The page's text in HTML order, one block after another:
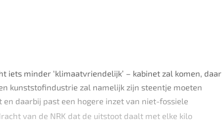
iets minder ‘klimaatvriendelijk’ – kabinet zal komen, daar
kunststofindustrie zal namelijk zijn steentje moeten
en daarbij past een hogere inzet van niet-fossiele
van de NRK dat de uitstoot daalt met elke kilo